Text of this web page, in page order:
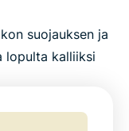
suojauksen ja
lopulta kalliiksi